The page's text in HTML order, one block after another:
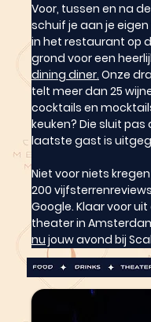
Voor, tussen en na
schuif je aan je
in het restaurant op
grond voor een
dining diner. Onze
telt meer dan 25
cocktails en
keuken? Die sluit pas
laatste gast is
Niet voor niets
200
Google. Klaar voor
theater in
nu jouw avond bij